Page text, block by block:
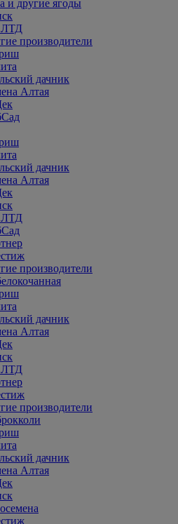
и другие ягоды
производители
дачник
Алтая
дачник
Алтая
производители
дачник
Алтая
производители
дачник
Алтая